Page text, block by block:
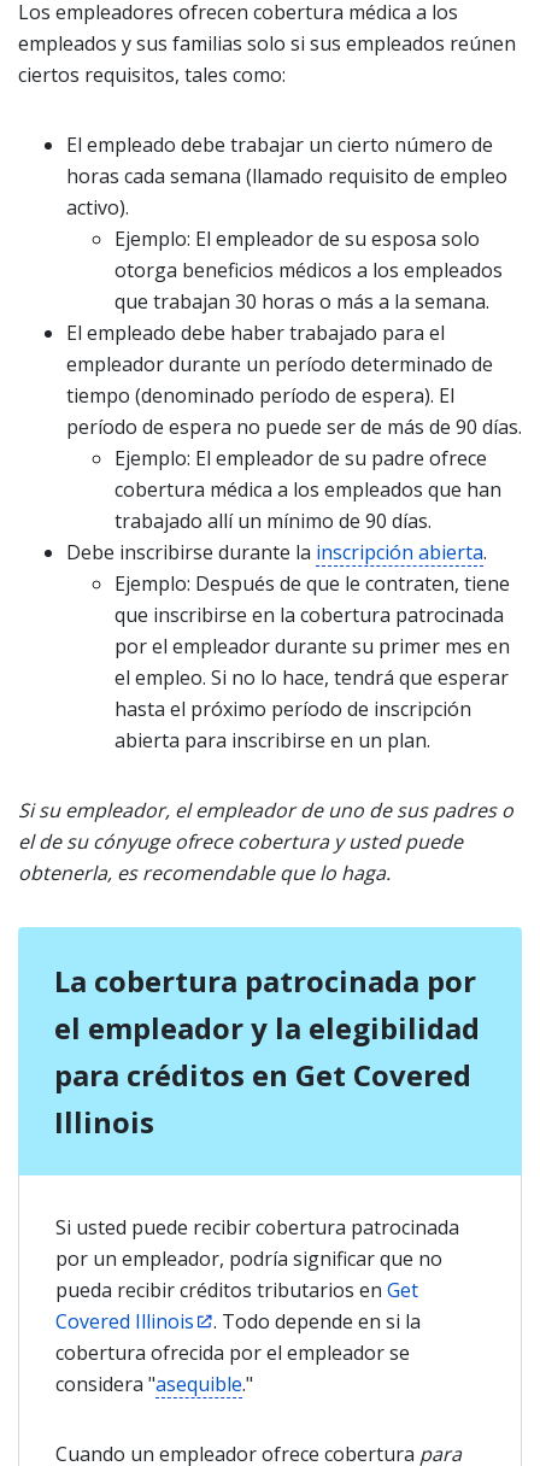
Los empleadores ofrecen cobertura médica a los
empleados y sus familias solo si sus empleados reúnen
ciertos requisitos, tales como:
El empleado debe trabajar un cierto número de
horas cada semana (llamado requisito de empleo
activo).
Ejemplo: El empleador de su esposa solo
otorga beneficios médicos a los empleados
que trabajan 30 horas o más a la semana.
El empleado debe haber trabajado para el
empleador durante un período determinado de
tiempo (denominado período de espera). El
período de espera no puede ser de más de 90 días.
Ejemplo: El empleador de su padre ofrece
cobertura médica a los empleados que han
trabajado allí un mínimo de 90 días.
Debe inscribirse durante la inscripción abierta.
Ejemplo: Después de que le contraten, tiene
que inscribirse en la cobertura patrocinada
por el empleador durante su primer mes en
el empleo. Si no lo hace, tendrá que esperar
hasta el próximo período de inscripción
abierta para inscribirse en un plan.
Si su empleador, el empleador de uno de sus padres o
el de su cónyuge ofrece cobertura y usted puede
obtenerla, es recomendable que lo haga.
La cobertura patrocinada por
el empleador y la elegibilidad
para créditos en Get Covered
Illinois
Si usted puede recibir cobertura patrocinada
por un empleador, podría significar que no
pueda recibir créditos tributarios en Get
Covered Illinois
. Todo depende en si la
cobertura ofrecida por el empleador se
considera "asequible."
Cuando un empleador ofrece cobertura para